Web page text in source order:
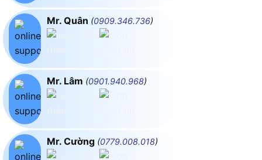
Mr. Quân (0909.346.736)
Mr. Lâm (0901.940.968)
Mr. Cường (0779.008.018)